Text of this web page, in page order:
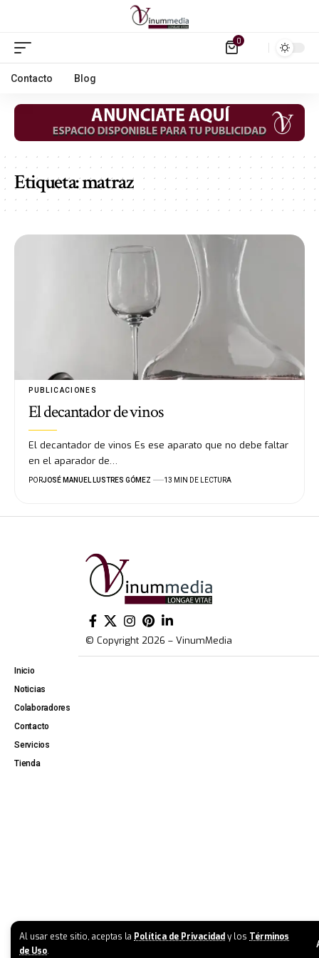
Al usar este sitio, aceptas la Política de Privacidad y los Términos
de Uso.
0
Contacto Blog
Etiqueta:matraz
PUBLICACIONES
El decantador de vinos
El decantador de vinos Es ese aparato que no debe faltar
en el aparador de…
PORJOSÉ MANUEL LUSTRES GÓMEZ 13 MIN DE LECTURA
© Copyright 2026 – VinumMedia
Inicio
Noticias
Colaboradores
Contacto
Servicios
Tienda